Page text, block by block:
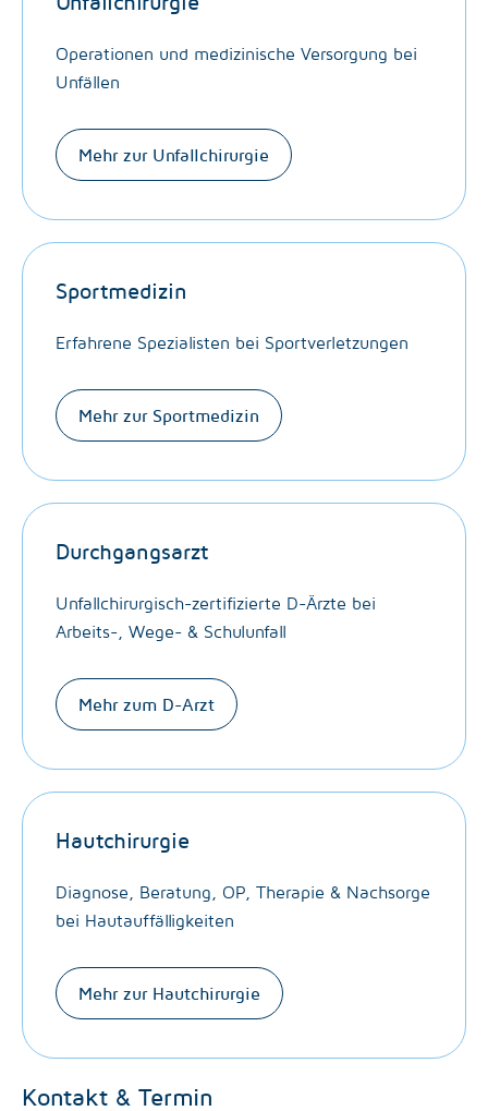
Operationen und medizinische Versorgung bei
Unfällen
Mehr zur Unfallchirurgie
Sportmedizin
Erfahrene Spezialisten bei Sportverletzungen
Mehr zur Sportmedizin
Durchgangsarzt
Unfallchirurgisch-zertifizierte D-Ärzte bei
Arbeits-, Wege- & Schulunfall
Mehr zum D-Arzt
Hautchirurgie
Diagnose, Beratung, OP, Therapie & Nachsorge
bei Hautauffälligkeiten
Mehr zur Hautchirurgie
Kontakt & Termin